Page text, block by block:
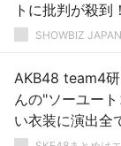
トに批判が殺到！
SHOWBIZ JAPAN
AKB48 team4研
んの"ソーユートコ
い衣装に演出全てが
強しながら鬼リ